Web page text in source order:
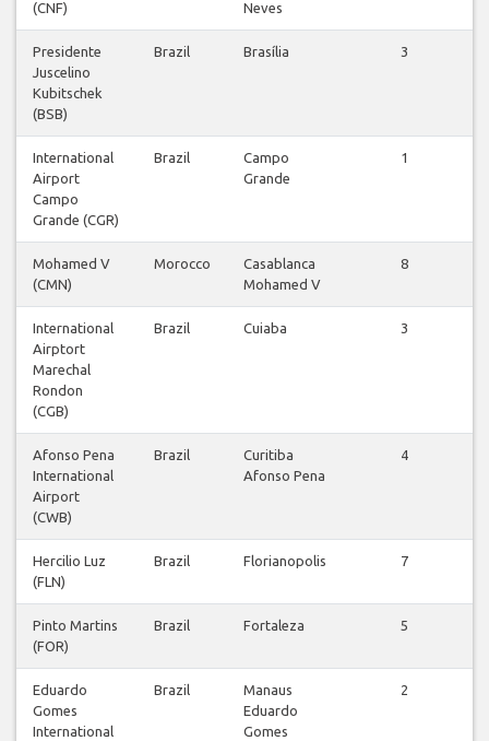
(CNF)
Neves
Presidente
Juscelino
Kubitschek
(BSB)
Brazil Brasília
3
International
Airport
Campo
Grande (CGR)
Brazil
Campo
Grande
1
Mohamed V
(CMN)
Morocco
Casablanca
Mohamed V
8
International
Airptort
Marechal
Rondon
(CGB)
Brazil Cuiaba
3
Afonso Pena
International
Airport
(CWB)
Brazil
Curitiba
Afonso Pena
4
Hercilio Luz
(FLN)
Brazil Florianopolis
7
Pinto Martins
(FOR)
Brazil Fortaleza
5
Eduardo
Gomes
International
Brazil
Manaus
Eduardo
Gomes
2